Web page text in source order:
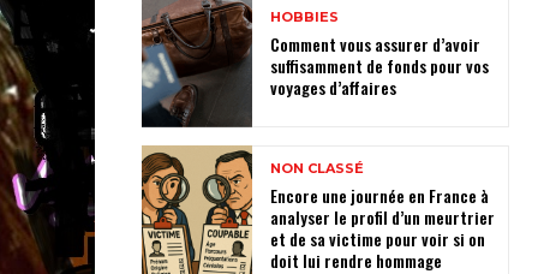
HOBBIES
Comment vous assurer d’avoir
suffisamment de fonds pour vos
voyages d’affaires
NON CLASSÉ
Encore une journée en France à
analyser le profil d’un meurtrier
et de sa victime pour voir si on
doit lui rendre hommage